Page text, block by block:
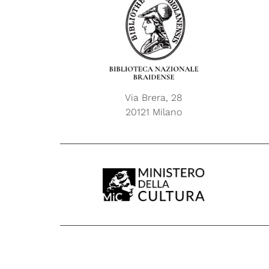
Via Brera, 28
20121 Milano